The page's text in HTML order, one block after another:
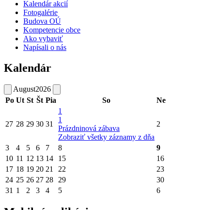
Kalendár akcií
Fotogalérie
Budova OÚ
Kompetencie obce
Ako vybaviť
Napísali o nás
Kalendár
August2026
Po Ut St Št Pia So Ne
27 28 29 30 31
1
1
Prázdninová zábava
Zobraziť všetky záznamy z dňa
2
3 4 5 6 7 8
9
10 11 12 13 14 15
16
17 18 19 20 21 22
23
24 25 26 27 28 29
30
31 1 2 3 4 5 6